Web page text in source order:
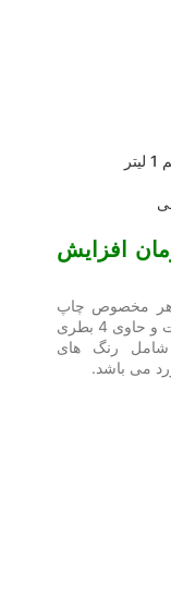
تکی 20000 تومان افزایش
مخصوص چاپ
عکس و مناسب انواع پرینتر است و حاوی 4 بطری
و شامل رنگ های
می باشد.